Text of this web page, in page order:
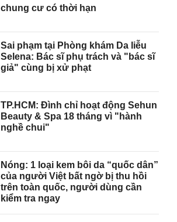
chung cư có thời hạn
Sai phạm tại Phòng khám Da liễu
Selena: Bác sĩ phụ trách và "bác sĩ
giả" cùng bị xử phạt
TP.HCM: Đình chỉ hoạt động Sehun
Beauty & Spa 18 tháng vì "hành
nghề chui"
Nóng: 1 loại kem bôi da “quốc dân”
của người Việt bất ngờ bị thu hồi
trên toàn quốc, người dùng cần
kiểm tra ngay